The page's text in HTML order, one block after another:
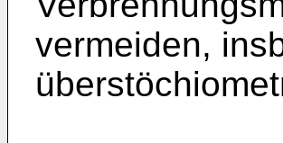
vermeiden,